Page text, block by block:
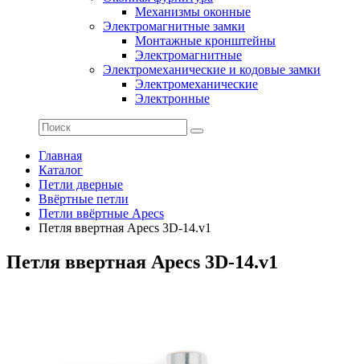
Механизмы оконные
Электромагнитные замки
Монтажные кронштейны
Электромагнитные
Электромеханические и кодовые замки
Электромеханические
Электронные
Главная
Каталог
Петли дверные
Ввёртные петли
Петли ввёртные Apecs
Петля ввертная Apecs 3D-14.v1
Петля ввертная Apecs 3D-14.v1